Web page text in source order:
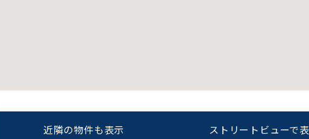
スムーズにご案内できます
0120-620-213
近隣の物件も表示 ストリートビューで